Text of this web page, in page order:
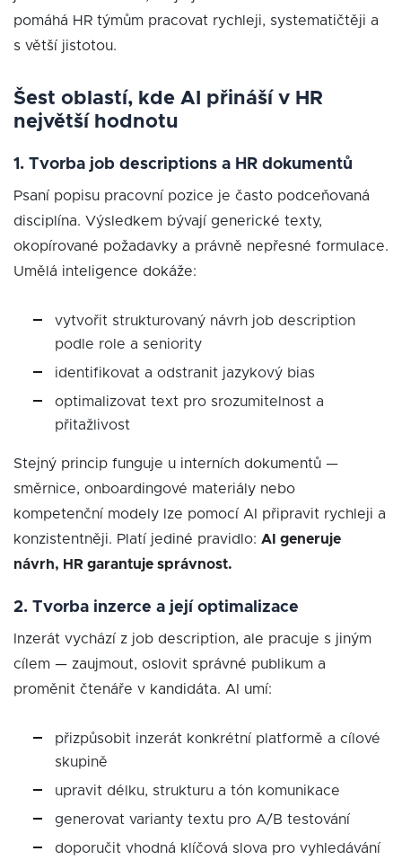
pomáhá HR týmům pracovat rychleji, systematičtěji a
s větší jistotou.
Šest oblastí, kde AI přináší v HR
největší hodnotu
1. Tvorba job descriptions a HR dokumentů
Psaní popisu pracovní pozice je často podceňovaná
disciplína. Výsledkem bývají generické texty,
okopírované požadavky a právně nepřesné formulace.
Umělá inteligence dokáže:
vytvořit strukturovaný návrh job description
podle role a seniority
identifikovat a odstranit jazykový bias
optimalizovat text pro srozumitelnost a
přitažlivost
Stejný princip funguje u interních dokumentů —
směrnice, onboardingové materiály nebo
kompetenční modely lze pomocí AI připravit rychleji a
konzistentněji. Platí jediné pravidlo: AI generuje
návrh, HR garantuje správnost.
2. Tvorba inzerce a její optimalizace
Inzerát vychází z job description, ale pracuje s jiným
cílem — zaujmout, oslovit správné publikum a
proměnit čtenáře v kandidáta. AI umí:
přizpůsobit inzerát konkrétní platformě a cílové
skupině
upravit délku, strukturu a tón komunikace
generovat varianty textu pro A/B testování
doporučit vhodná klíčová slova pro vyhledávání